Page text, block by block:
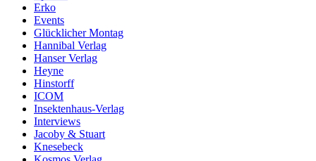
Erko
Events
Glücklicher Montag
Hannibal Verlag
Hanser Verlag
Heyne
Hinstorff
ICOM
Insektenhaus-Verlag
Interviews
Jacoby & Stuart
Knesebeck